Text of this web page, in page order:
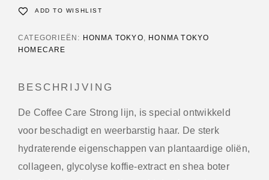
ADD TO WISHLIST
CATEGORIEËN: HONMA TOKYO, HONMA TOKYO
HOMECARE
BESCHRIJVING
De Coffee Care Strong lijn, is special ontwikkeld
voor beschadigt en weerbarstig haar. De sterk
hydraterende eigenschappen van plantaardige oliën,
collageen, glycolyse koffie-extract en shea boter